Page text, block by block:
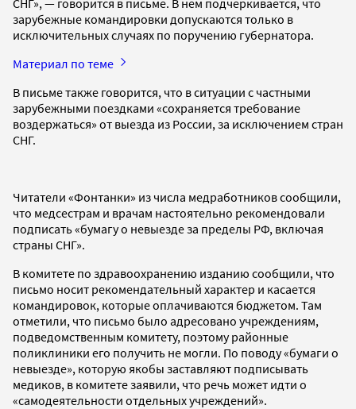
зарубежные командировки допускаются только в
исключительных случаях по поручению губернатора.
Материал по теме
В письме также говорится, что в ситуации с частными
зарубежными поездками «сохраняется требование
воздержаться» от выезда из России, за исключением стран
СНГ.
Читатели «Фонтанки» из числа медработников сообщили,
что медсестрам и врачам настоятельно рекомендовали
подписать «бумагу о невыезде за пределы РФ, включая
страны СНГ».
В комитете по здравоохранению изданию сообщили, что
письмо носит рекомендательный характер и касается
командировок, которые оплачиваются бюджетом. Там
отметили, что письмо было адресовано учреждениям,
подведомственным комитету, поэтому районные
поликлиники его получить не могли. По поводу «бумаги о
невыезде», которую якобы заставляют подписывать
медиков, в комитете заявили, что речь может идти о
«самодеятельности отдельных учреждений».